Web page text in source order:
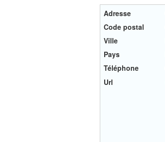
Adresse
Code postal
Ville
Pays
Téléphone
Url